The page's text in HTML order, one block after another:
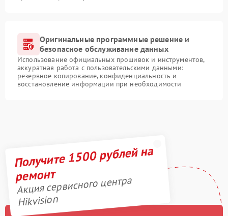
Оригинальные программные решение и
безопасное обслуживание данных
Использование официальных прошивок и инструментов,
аккуратная работа с пользовательскими данными:
резервное копирование, конфиденциальность и
восстановление информации при необходимости
Получите 1500 рублей на
ремонт
Акция сервисного центра
Hikvision